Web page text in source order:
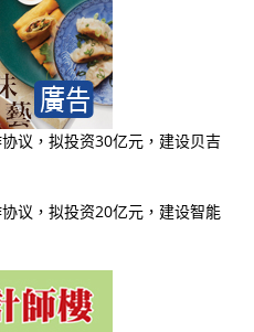
议，拟投资30亿元，建设贝吉
议，拟投资20亿元，建设智能